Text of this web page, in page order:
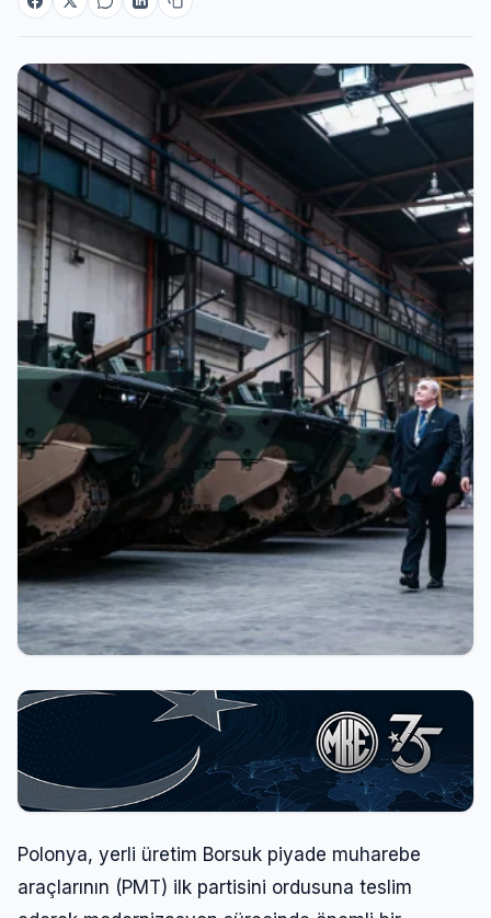
Polonya, yerli üretim Borsuk piyade muharebe
araçlarının (PMT) ilk partisini ordusuna teslim